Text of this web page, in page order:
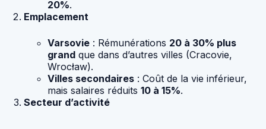
20%.
Emplacement
Varsovie : Rémunérations 20 à 30% plus
grand que dans d’autres villes (Cracovie,
Wrocław).
Villes secondaires : Coût de la vie inférieur,
mais salaires réduits 10 à 15%.
Secteur d’activité